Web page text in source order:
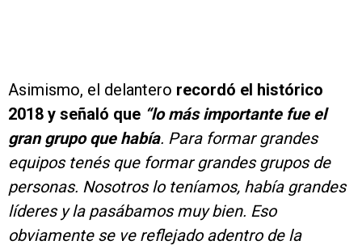
Asimismo, el delantero recordó el histórico
2018 y señaló que “lo más importante fue el
gran grupo que había. Para formar grandes
equipos tenés que formar grandes grupos de
personas. Nosotros lo teníamos, había grandes
líderes y la pasábamos muy bien. Eso
obviamente se ve reflejado adentro de la